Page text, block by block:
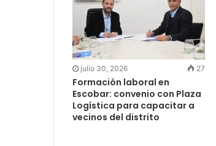
julio 30, 2026 27
Formación laboral en
Escobar: convenio con Plaza
Logística para capacitar a
vecinos del distrito